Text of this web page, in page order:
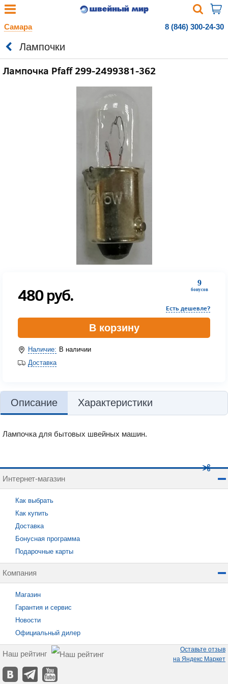
Самара 8 (846) 300-24-30
Лампочки
Лампочка Pfaff 299-2499381-362
9
бонусов
480руб.
Есть дешевле?
В корзину
Наличие: В наличии
Доставка
Описание Характеристики
Лампочка для бытовых швейных машин.
Интернет-магазин
Как выбрать
Как купить
Доставка
Бонусная программа
Подарочные карты
Компания
Магазин
Гарантия и сервис
Новости
Официальный дилер
Наш рейтинг
Оставьте отзыв
на Яндекс Маркет